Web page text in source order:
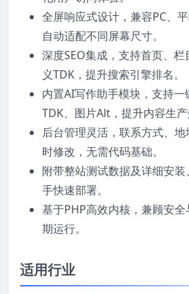
全屏响应式设计，兼容PC、
自动适配不同屏幕尺寸。
深度SEO集成，支持首页、
义TDK，提升搜索引擎排名。
内置AI写作助手模块，支持一
TDK、图片Alt，提升内容生产
后台管理灵活，联系方式、
时修改，无需代码基础。
附带整站测试数据及详细安
手快速部署。
基于PHP高效内核，兼顾安
期运行。
适用行业